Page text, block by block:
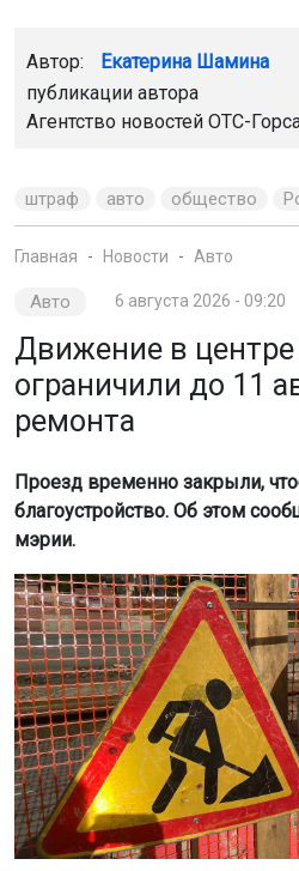
Автор: Екатерина Шамина
публикации автора
Агентство новостей ОТС-
штраф авто общество
Главная Новости Авто
Авто 6 августа 2026 - 09:20
Движение в
ограничили до 11
ремонта
Проезд временно закрыли,
благоустройство. Об этом
мэрии.